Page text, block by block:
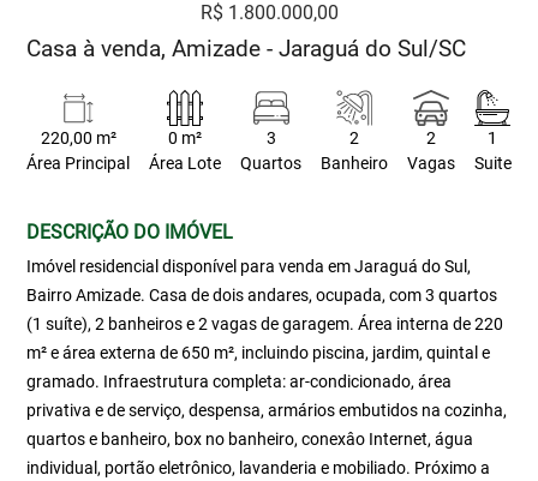
R$ 1.800.000,00
Casa à venda, Amizade - Jaraguá do Sul/SC
220,00 m²
Área Principal
0 m²
Área Lote
3
Quartos
2
Banheiro
2
Vagas
1
Suite
DESCRIÇÃO DO IMÓVEL
Imóvel residencial disponível para venda em Jaraguá do Sul,
Bairro Amizade. Casa de dois andares, ocupada, com 3 quartos
(1 suíte), 2 banheiros e 2 vagas de garagem. Área interna de 220
m² e área externa de 650 m², incluindo piscina, jardim, quintal e
gramado. Infraestrutura completa: ar-condicionado, área
privativa e de serviço, despensa, armários embutidos na cozinha,
quartos e banheiro, box no banheiro, conexâo Internet, água
individual, portão eletrônico, lavanderia e mobiliado. Próximo a